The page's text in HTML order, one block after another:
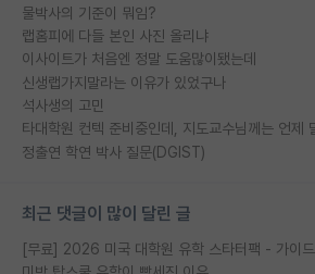
물박사의 기준이 뭐임?
랩홈피에 다들 본인 사진 올리냐
이사이트가 처음엔 정말 도움많이됐는데
신생랩가지말라는 이유가 있었구나
석사생의 고민
정출연 학연 박사 질문(DGIST)
최근 댓글이 많이 달린 글